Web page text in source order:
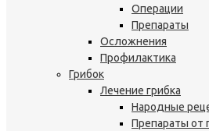
Операции
Препараты
Осложнения
Профилактика
Грибок
Лечение грибка
Народные
Препараты от